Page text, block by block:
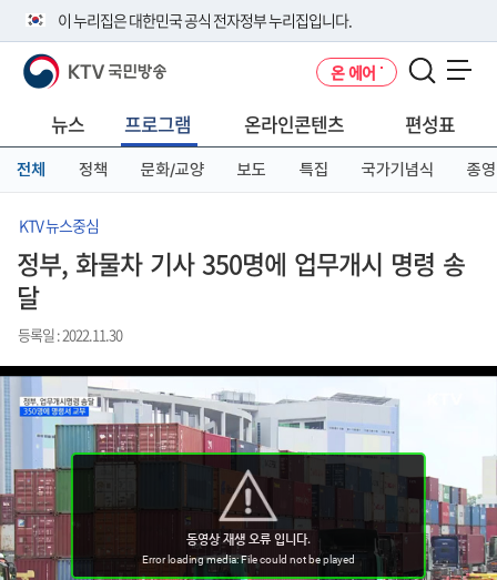
이 누리집은 대한민국 공식 전자정부 누리집입니다.
공식 누리집 주소 확인하기
니다.
이밖에 or.kr 또는 .kr등 다른 도메인 주소를 사용하고 있다면 아래 URL에
서 도메인 주소를 확인해 보세요
KTV 국민방송 온 에어
뉴스 프로그램 온라인콘텐츠 편성표
전체 정책 문화/교양 보도 특집 국가기념식 종영
KTV 뉴스중심
정부, 화물차 기사 350명에 업무개시 명령 송
달
등록일 : 2022.11.30